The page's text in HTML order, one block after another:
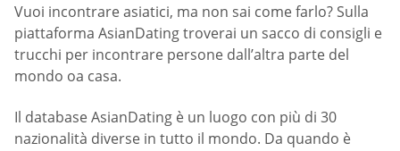
Vuoi incontrare asiatici, ma non sai come farlo? Sulla
piattaforma AsianDating troverai un sacco di consigli e
trucchi per incontrare persone dall’altra parte del
mondo oa casa.
Il database AsianDating è un luogo con più di 30
nazionalità diverse in tutto il mondo. Da quando è